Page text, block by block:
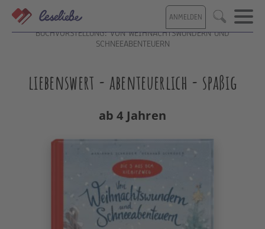
Direkt
zum
Inhalt
ANMELDEN Suche
BUCHVORSTELLUNG: VON WEIHNACHTSWUNDERN UND
SCHNEEABENTEUERN
liebenswert - abenteuerlich - spaßig
ab 4 Jahren